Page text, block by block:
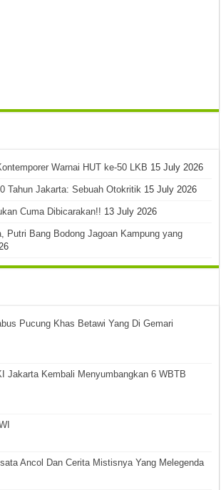
Warnai HUT ke-50 LKB 15 July 2026
Tahun Jakarta: Sebuah Otokritik 15 July 2026
Cuma Dibicarakan!! 13 July 2026
Putri Bang Bodong Jagoan Kampung yang
Pucung Khas Betawi Yang Di Gemari
Jakarta Kembali Menyumbangkan 6 WBTB
Ancol Dan Cerita Mistisnya Yang Melegenda